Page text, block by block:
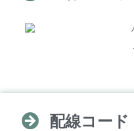
配線コー